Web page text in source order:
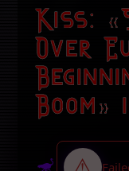
Kiss:
Over